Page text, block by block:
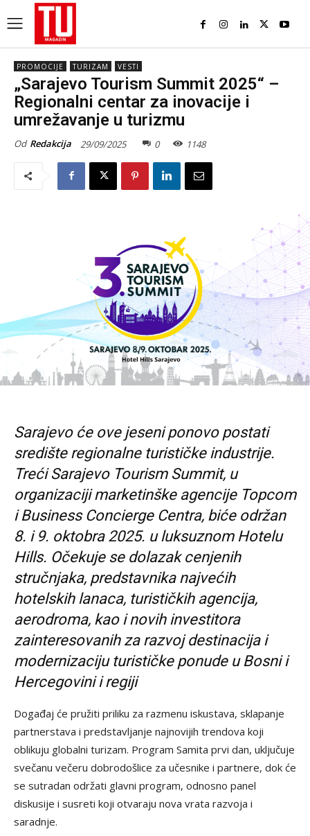
PROMOCIJE TURIZAM VESTI
„Sarajevo Tourism Summit 2025“ –
Regionalni centar za inovacije i
umrežavanje u turizmu
Od Redakcija 29/09/2025 0 1148
Sarajevo će ove jeseni ponovo postati
središte regionalne turističke industrije.
TrećiSarajevo Tourism Summit, u
organizaciji marketinške agencije Topcom
i Business Concierge Centra, biće održan
8. i 9. oktobra 2025. u luksuznom Hotelu
Hills. Očekuje se dolazak cenjenih
stručnjaka, predstavnika najvećih
hotelskih lanaca, turističkih agencija,
aerodroma, kao i novih investitora
zainteresovanih za razvoj destinacija i
modernizaciju turističke ponude u Bosni i
Hercegovini i regiji
Događaj će pružiti priliku za razmenu iskustava, sklapanje
partnerstava i predstavljanje najnovijih trendova koji
oblikuju globalni turizam. Program Samita prvi dan, uključuje
svečanu večeru dobrodošlice za učesnike i partnere, dok će
se sutradan održati glavni program, odnosno panel
diskusije i susreti koji otvaraju nova vrata razvoja i
saradnje.